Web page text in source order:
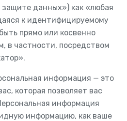
защите данных») как «любая
к идентифицируемому
прямо или косвенно
в частности, посредством
информация — это
которая позволяет вас
информация
информацию, как ваше